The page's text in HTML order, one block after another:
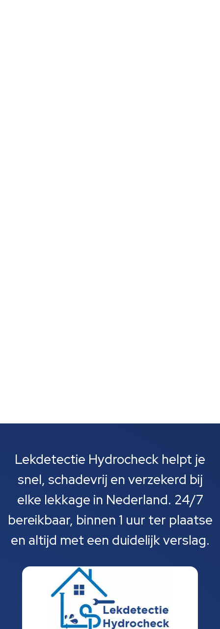
Lekdetectie Hydrocheck helpt je
snel, schadevrij en verzekerd bij
elke lekkage in Nederland. 24/7
bereikbaar, binnen 1 uur ter plaatse
en altijd met een duidelijk verslag.